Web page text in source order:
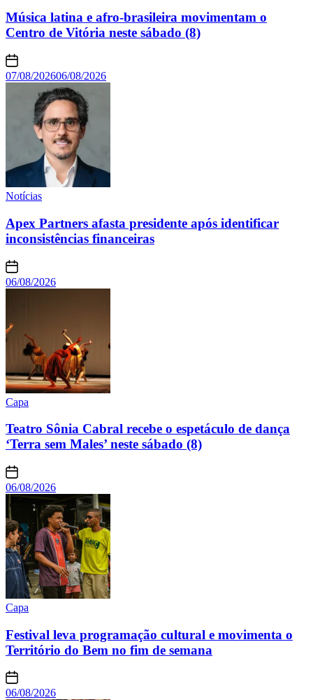
Música latina e afro-brasileira movimentam o
Centro de Vitória neste sábado (8)
07/08/202606/08/2026
Notícias
Apex Partners afasta presidente após identificar
inconsistências financeiras
06/08/2026
Capa
Teatro Sônia Cabral recebe o espetáculo de dança
‘Terra sem Males’ neste sábado (8)
06/08/2026
Capa
Festival leva programação cultural e movimenta o
Território do Bem no fim de semana
06/08/2026